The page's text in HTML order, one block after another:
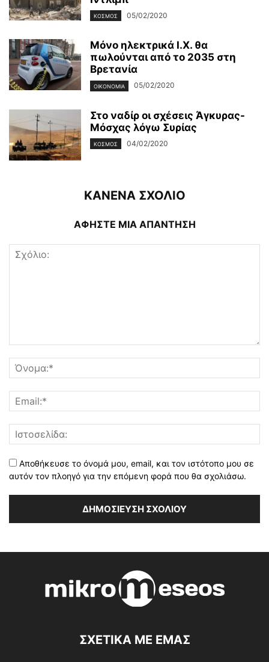
ΚΌΣΜΟΣ 05/02/2020
Μόνο ηλεκτρικά Ι.Χ. θα
πωλούνται από το 2035 στη
Βρετανία
ΟΙΚΟΝΟΜΊΑ 05/02/2020
Στο ναδίρ οι σχέσεις Άγκυρας-
Μόσχας λόγω Συρίας
ΚΌΣΜΟΣ 04/02/2020
ΚΑΝΕΝΑ ΣΧΟΛΙΟ
ΑΦΗΣΤΕ ΜΙΑ ΑΠΑΝΤΗΣΗ
Αποθήκευσε το όνομά μου, email, και τον ιστότοπο μου σε
αυτόν τον πλοηγό για την επόμενη φορά που θα σχολιάσω.
ΣΧΕΤΙΚΑ ΜΕ ΕΜΑΣ